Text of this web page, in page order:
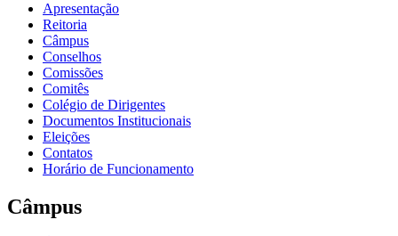
Apresentação
Reitoria
Câmpus
Conselhos
Comissões
Comitês
Colégio de Dirigentes
Documentos Institucionais
Eleições
Contatos
Horário de Funcionamento
Câmpus